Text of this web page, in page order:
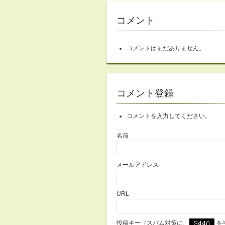
コメント
コメントはまだありません。
コメント登録
コメントを入力してください。
名前
メールアドレス
URL
投稿キー（スパム対策に、 を